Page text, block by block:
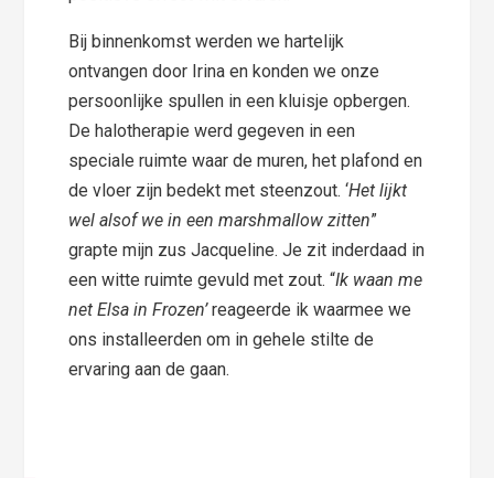
Bij binnenkomst werden we hartelijk
ontvangen door Irina en konden we onze
persoonlijke spullen in een kluisje opbergen.
De halotherapie werd gegeven in een
speciale ruimte waar de muren, het plafond en
de vloer zijn bedekt met steenzout. ‘Het lijkt
wel alsof we in een marshmallow zitten”
grapte mijn zus Jacqueline. Je zit inderdaad in
een witte ruimte gevuld met zout. “Ik waan me
net Elsa in Frozen’reageerde ik waarmee we
ons installeerden om in gehele stilte de
ervaring aan de gaan.